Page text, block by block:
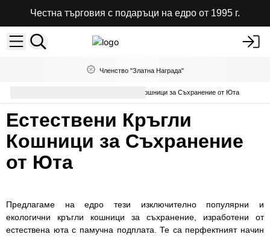
Честна търговия с подаръци на едро от 1995 г.
Членство "Златна Награда"
Кръгли Кошници за Съхранение от Юта
Естествени Кръгли
Кошници за Съхранение
от Юта
Предлагаме на едро тези изключително популярни и
екологични кръгли кошници за съхранение, изработени от
естествена юта с памучна подплата. Те са перфектният начин